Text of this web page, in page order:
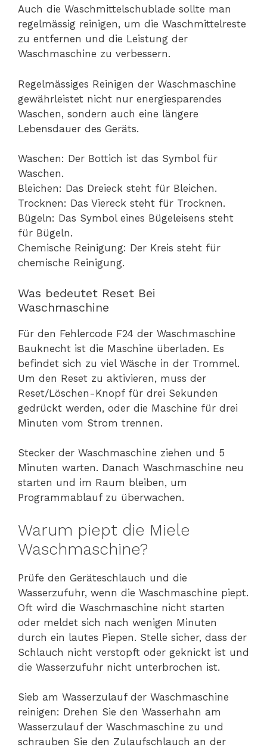
Auch die Waschmittelschublade sollte man
regelmässig reinigen, um die Waschmittelreste
zu entfernen und die Leistung der
Waschmaschine zu verbessern.
Regelmässiges Reinigen der Waschmaschine
gewährleistet nicht nur energiesparendes
Waschen, sondern auch eine längere
Lebensdauer des Geräts.
Waschen: Der Bottich ist das Symbol für
Waschen.
Bleichen: Das Dreieck steht für Bleichen.
Trocknen: Das Viereck steht für Trocknen.
Bügeln: Das Symbol eines Bügeleisens steht
für Bügeln.
Chemische Reinigung: Der Kreis steht für
chemische Reinigung.
Was bedeutet Reset Bei
Waschmaschine
Für den Fehlercode F24 der Waschmaschine
Bauknecht ist die Maschine überladen. Es
befindet sich zu viel Wäsche in der Trommel.
Um den Reset zu aktivieren, muss der
Reset/Löschen-Knopf für drei Sekunden
gedrückt werden, oder die Maschine für drei
Minuten vom Strom trennen.
Stecker der Waschmaschine ziehen und 5
Minuten warten. Danach Waschmaschine neu
starten und im Raum bleiben, um
Programmablauf zu überwachen.
Warum piept die Miele
Waschmaschine?
Prüfe den Geräteschlauch und die
Wasserzufuhr, wenn die Waschmaschine piept.
Oft wird die Waschmaschine nicht starten
oder meldet sich nach wenigen Minuten
durch ein lautes Piepen. Stelle sicher, dass der
Schlauch nicht verstopft oder geknickt ist und
die Wasserzufuhr nicht unterbrochen ist.
Sieb am Wasserzulauf der Waschmaschine
reinigen: Drehen Sie den Wasserhahn am
Wasserzulauf der Waschmaschine zu und
schrauben Sie den Zulaufschlauch an der